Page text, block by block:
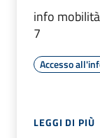
info
7
Accesso
LEGGI DI PIÙ